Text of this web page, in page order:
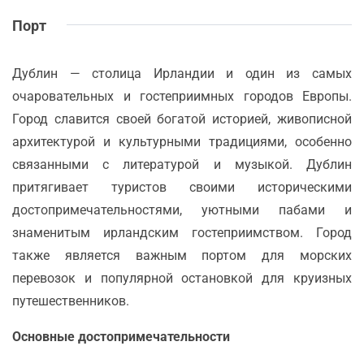
Порт
Дублин — столица Ирландии и один из самых
очаровательных и гостеприимных городов Европы.
Город славится своей богатой историей, живописной
архитектурой и культурными традициями, особенно
связанными с литературой и музыкой. Дублин
притягивает туристов своими историческими
достопримечательностями, уютными пабами и
знаменитым ирландским гостеприимством. Город
также является важным портом для морских
перевозок и популярной остановкой для круизных
путешественников.
Основные достопримечательности